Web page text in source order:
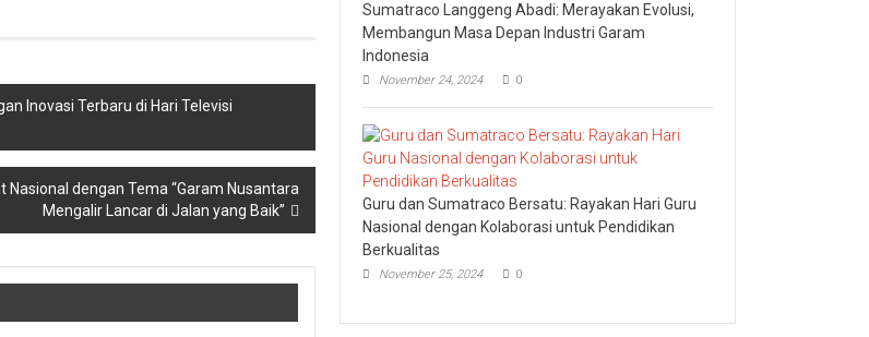
Inovasi Terbaru di Hari Televisi
dengan Tema “Garam Nusantara
Mengalir Lancar di Jalan yang Baik”
Sumatraco Langgeng Abadi: Merayakan Evolusi,
Membangun Masa Depan Industri Garam
Indonesia
November 24, 2024 0
Guru dan Sumatraco Bersatu: Rayakan Hari Guru
Nasional dengan Kolaborasi untuk Pendidikan
Berkualitas
November 25, 2024 0